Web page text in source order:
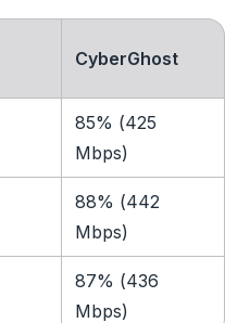
CyberGhost
85% (425
Mbps)
88% (442
Mbps)
87% (436
Mbps)